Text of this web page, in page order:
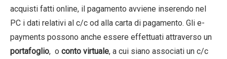
acquisti fatti online, il pagamento avviene inserendo nel
PC i dati relativi al c/c od alla carta di pagamento. Gli e-
payments possono anche essere effettuati attraverso un
portafoglio, o conto virtuale, a cui siano associati un c/c